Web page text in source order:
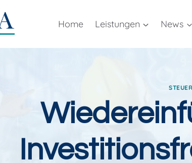
Home Leistungen News